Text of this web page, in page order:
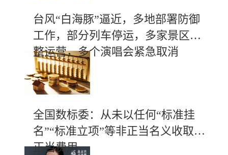
台风“白海豚”逼近，多地部署防御
工作，部分列车停运，多家景区调
整运营，多个演唱会紧急取消
全国数标委：从未以任何“标准挂
名”“标准立项”等非正当名义收取不
正当费用